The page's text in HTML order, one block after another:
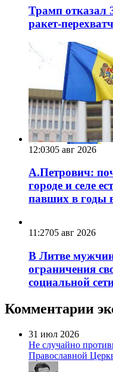
Трамп отказал
ракет-
12:0305 авг 2026
А.Петрович:
городе и селе
павших в годы
11:2705 авг 2026
В Литве
ограничения
социальной
Комментарии
31 июл 2026
Не случайно
Православной